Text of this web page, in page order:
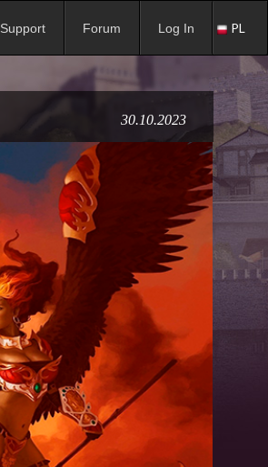
Support Forum Log In PL
30.10.2023